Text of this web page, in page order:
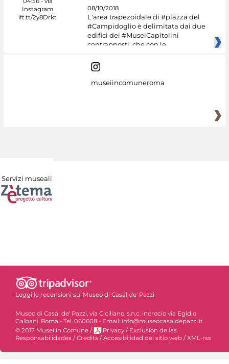
08/10/2018
L'area trapezoidale di #piazza del
#Campidoglio è delimitata dai due
edifici dei #MuseiCapitolini
contrapposti, che con le
museiincomuneroma
Servizi museali
Leggi le recensioni su: Museo di Casal de' Pazzi
Museo di Casal de' Pazzi, via Ciciliano, s.n.c. incrocio via Egidio
Galbani, Roma - Tel. 060608 - Email: info@museocasaldepazzi.it
© 2017 Musei in Comune / Privacy / Exclusiòn de las
Responsabilidades / Credits / Accesibilidad del sitio web / XML-rss